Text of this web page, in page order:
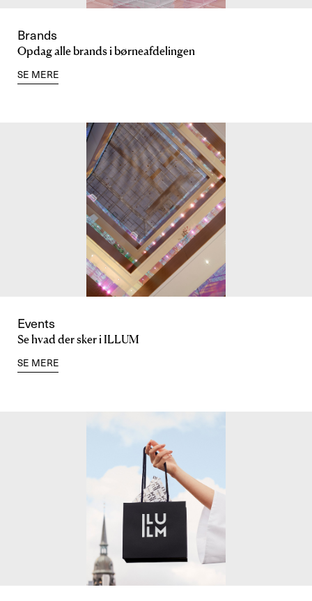
Brands
Opdag alle brands i børneafdelingen
SE MERE
Events
Se hvad der sker i ILLUM
SE MERE